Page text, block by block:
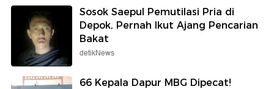
Sosok Saepul Pemutilasi Pria di
Depok, Pernah Ikut Ajang Pencarian
Bakat
detikNews
66 Kepala Dapur MBG Dipecat!